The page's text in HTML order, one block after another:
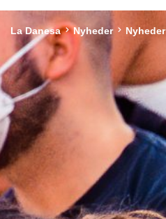
La Danesa Nyheder Nyheder